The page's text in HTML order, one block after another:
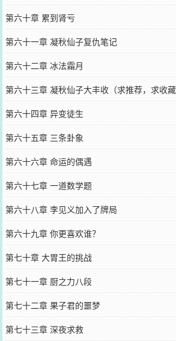
第六十章 累到肾亏
第六十一章 凝秋仙子复仇笔记
第六十二章 冰法霜月
第六十三章 凝秋仙子大丰收（求推荐，求收藏
第六十四章 异变徒生
第六十五章 三条卦象
第六十六章 命运的偶遇
第六十七章 一道数学题
第六十八章 李见义加入了牌局
第六十九章 你更喜欢谁？
第七十章 大胃王的挑战
第七十一章 厨之力八段
第七十二章 果子君的噩梦
第七十三章 深夜求救